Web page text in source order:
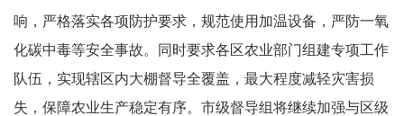
响，严格落实各项防护要求，规范使用加温设备，严防一氧
化碳中毒等安全事故。同时要求各区农业部门组建专项工作
队伍，实现辖区内大棚督导全覆盖，最大程度减轻灾害损
失，保障农业生产稳定有序。市级督导组将继续加强与区级